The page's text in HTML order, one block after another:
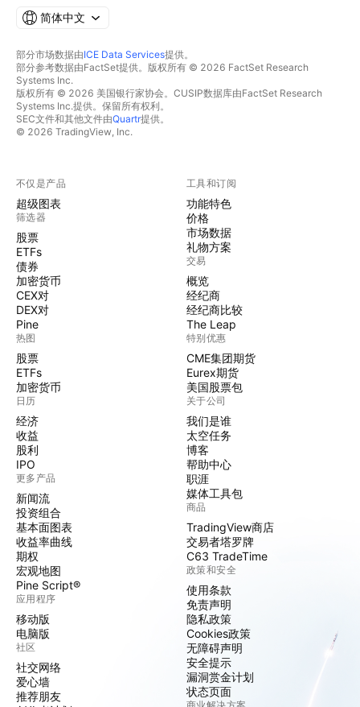
简体中文
部分市场数据由ICE Data Services提供。
部分参考数据由FactSet提供。版权所有 © 2026 FactSet Research
Systems Inc.
版权所有 © 2026 美国银行家协会。CUSIP数据库由FactSet Research
Systems Inc.提供。保留所有权利。
SEC文件和其他文件由Quartr提供。
© 2026 TradingView, Inc.
不仅是产品
超级图表
筛选器
股票
ETFs
债券
加密货币
CEX对
DEX对
Pine
热图
股票
ETFs
加密货币
日历
经济
收益
股利
IPO
更多产品
新闻流
投资组合
基本面图表
收益率曲线
期权
宏观地图
Pine Script®
应用程序
移动版
电脑版
社区
社交网络
爱心墙
推荐朋友
工具和订阅
功能特色
价格
市场数据
礼物方案
交易
概览
经纪商
经纪商比较
The Leap
特别优惠
CME集团期货
Eurex期货
美国股票包
关于公司
我们是谁
太空任务
博客
帮助中心
职涯
媒体工具包
商品
TradingView商店
交易者塔罗牌
C63 TradeTime
政策和安全
使用条款
免责声明
隐私政策
Cookies政策
无障碍声明
安全提示
漏洞赏金计划
状态页面